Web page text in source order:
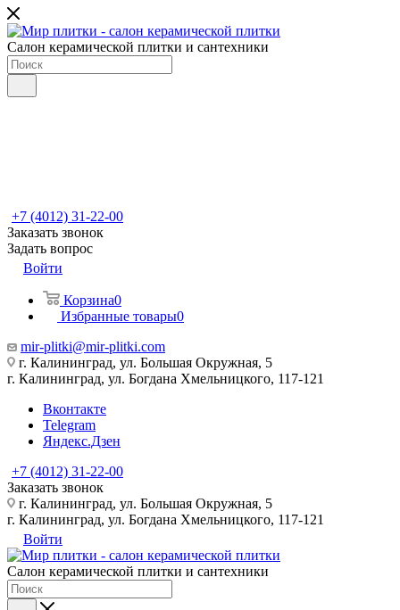
Салон керамической плитки и сантехники
+7 (4012) 31-22-00
Заказать звонок
Задать вопрос
Войти
Корзина0
Избранные товары0
mir-plitki@mir-plitki.com
г. Калининград, ул. Большая Окружная, 5
г. Калининград, ул. Богдана Хмельницкого, 117-121
Вконтакте
Telegram
Яндекс.Дзен
+7 (4012) 31-22-00
Заказать звонок
г. Калининград, ул. Большая Окружная, 5
г. Калининград, ул. Богдана Хмельницкого, 117-121
Войти
Салон керамической плитки и сантехники